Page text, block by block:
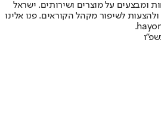
ומבצעים על מוצרים ושירותים. ישראל
לשיפור מקהל הקוראים. פנו אלינו